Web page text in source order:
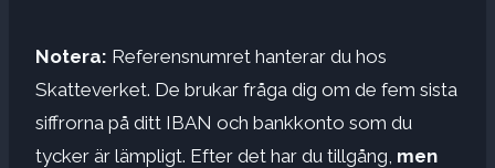
Notera: Referensnumret hanterar du hos
Skatteverket. De brukar fråga dig om de fem sista
siffrorna på ditt IBAN och bankkonto som du
tycker är lämpligt. Efter det har du tillgång, men